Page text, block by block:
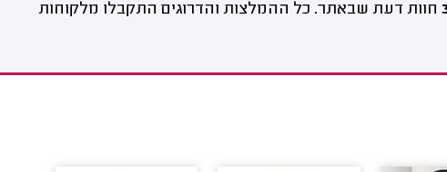
חוות דעת שבאתר. כל ההמלצות והדרוגים התקבלו מלקוחות